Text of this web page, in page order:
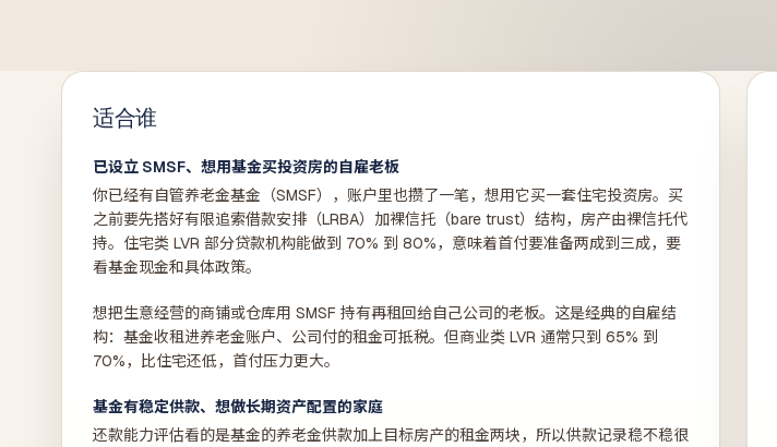
适合谁
已设立 SMSF、想用基金买投资房的自雇老板
你已经有自管养老金基金（SMSF），账户里也攒了一笔，想用它买一套住宅投资房。买
之前要先搭好有限追索借款安排（LRBA）加裸信托（bare trust）结构，房产由裸信托代
持。住宅类 LVR 部分贷款机构能做到 70% 到 80%，意味着首付要准备两成到三成，要
看基金现金和具体政策。
想把生意经营的商铺或仓库用 SMSF 持有再租回给自己公司的老板。这是经典的自雇结
构：基金收租进养老金账户、公司付的租金可抵税。但商业类 LVR 通常只到 65% 到
70%，比住宅还低，首付压力更大。
基金有稳定供款、想做长期资产配置的家庭
还款能力评估看的是基金的养老金供款加上目标房产的租金两块，所以供款记录稳不稳很